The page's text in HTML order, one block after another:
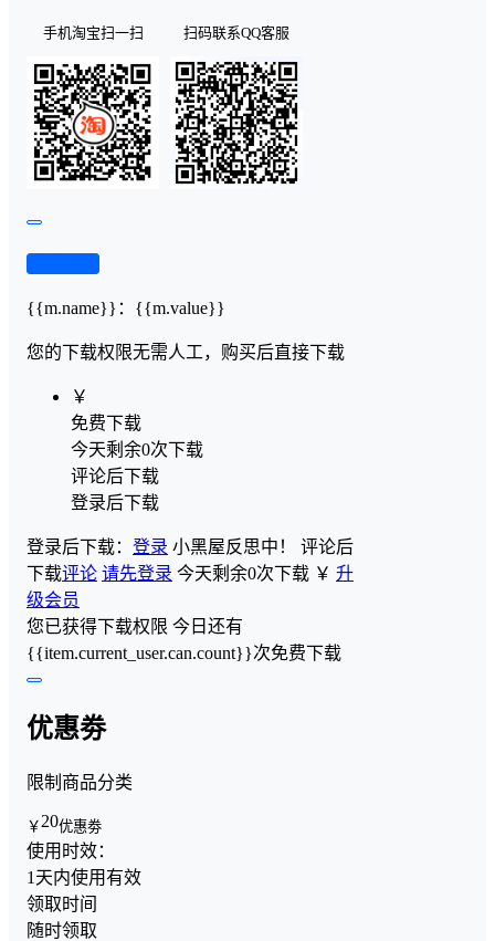
手机淘宝扫一扫 扫码联系QQ客服
{{m.name}} ： {{m.value}}
您的下载权限无需人工，购买后直接下载
￥
免费下载
今天剩余0次下载
评论后下载
登录后下载
登录后下载： 登录 小黑屋反思中！ 评论后
下载评论 请先登录 今天剩余0次下载 ￥ 升
级会员
您已获得下载权限 今日还有
{{item.current_user.can.count}}次免费下载
优惠劵
限制商品分类
￥ 20优惠劵
使用时效：
1天内使用有效
领取时间
随时领取